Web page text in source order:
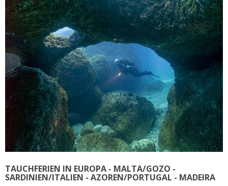
TAUCHFERIEN IN EUROPA - MALTA/GOZO -
SARDINIEN/ITALIEN - AZOREN/PORTUGAL - MADEIRA